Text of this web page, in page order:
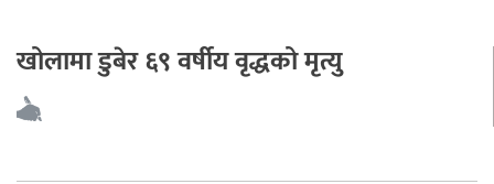
खोलामा डुबेर ६९ वर्षीय वृद्धको मृत्यु